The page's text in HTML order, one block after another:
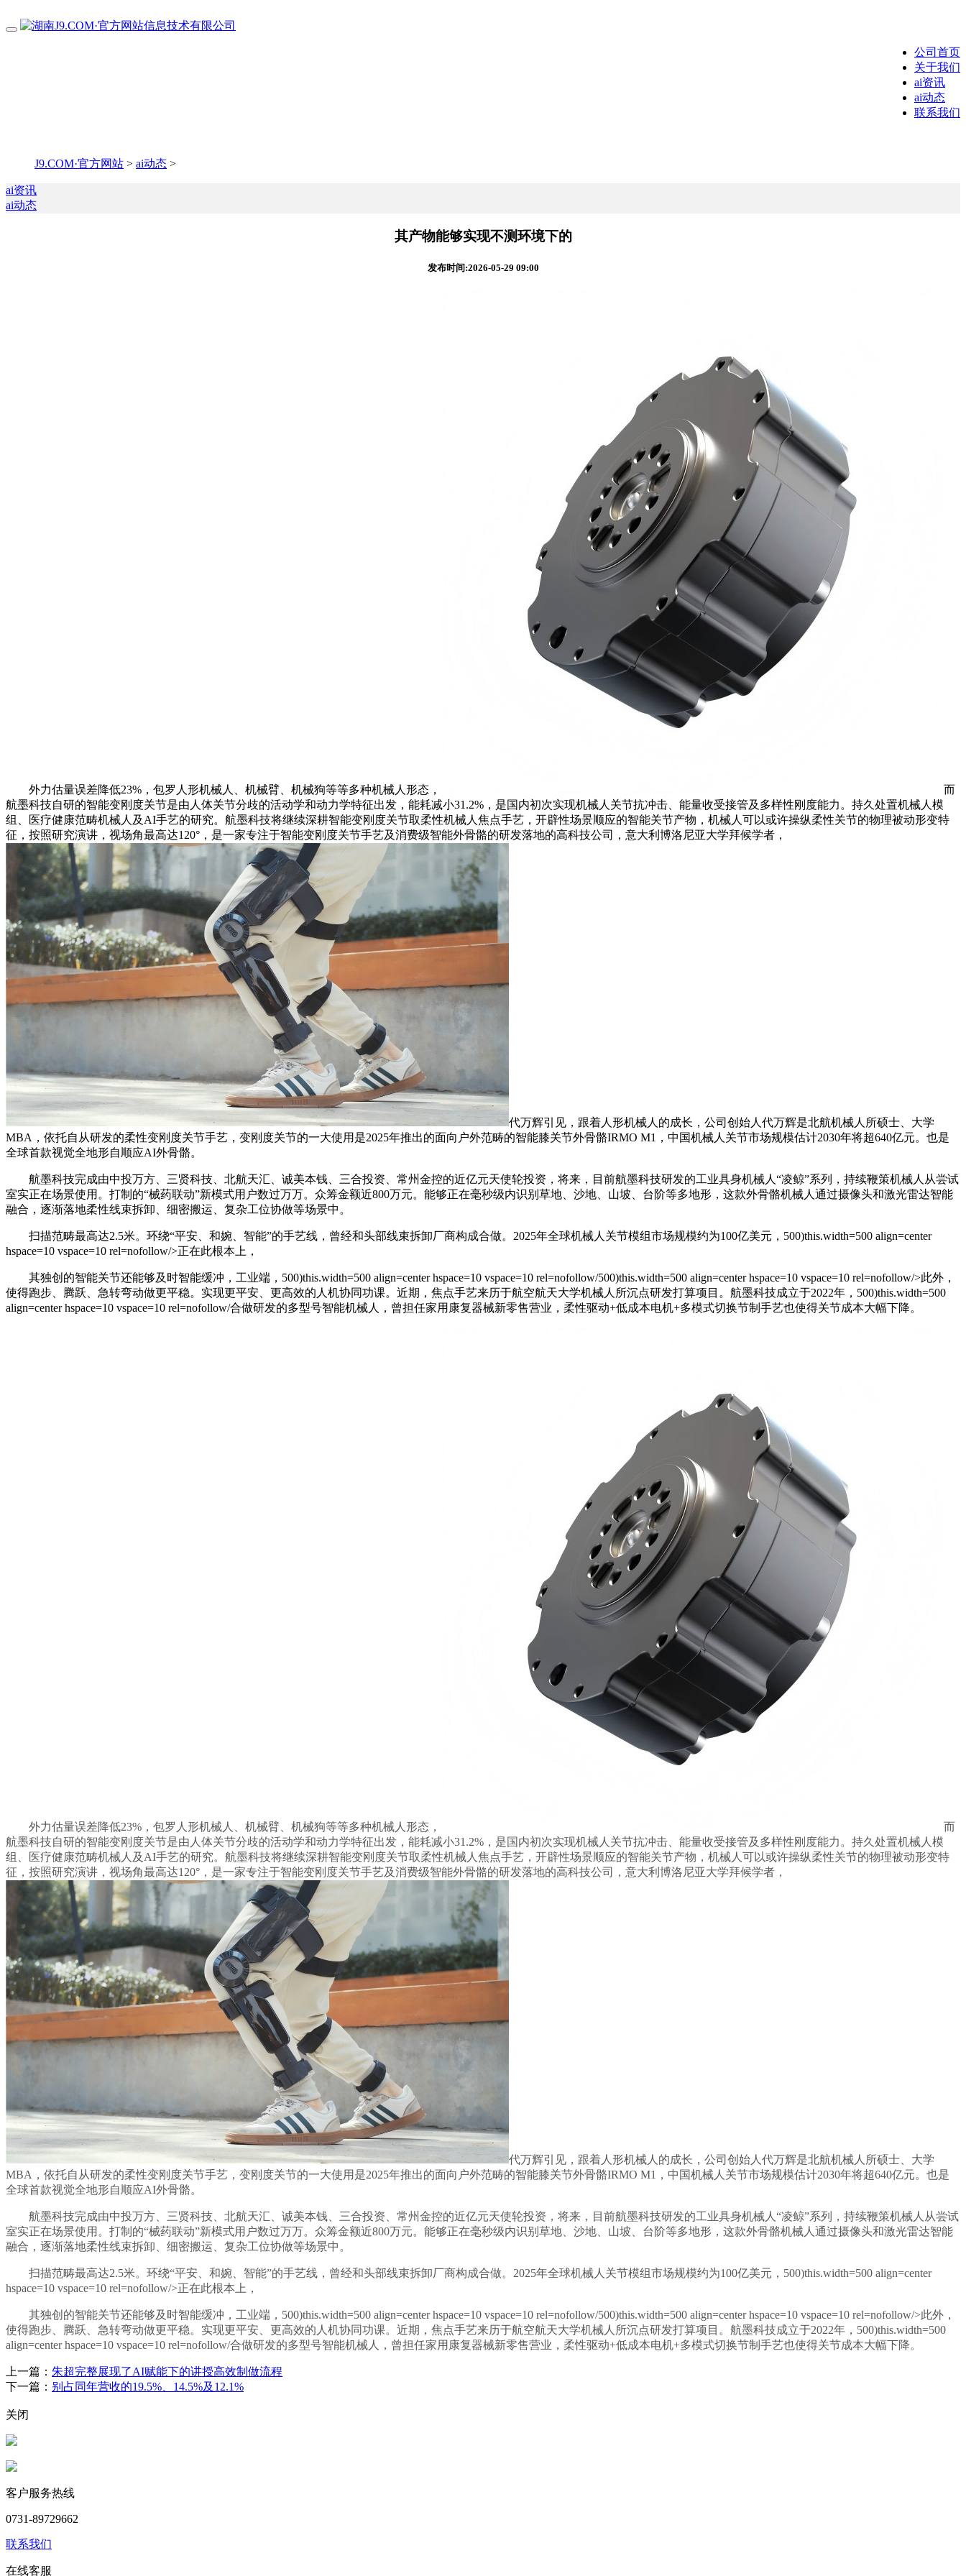
公司首页
关于我们
ai资讯
ai动态
联系我们
J9.COM·官方网站 > ai动态 >
ai资讯
ai动态
其产物能够实现不测环境下的
发布时间:2026-05-29 09:00
外力估量误差降低23%，包罗人形机械人、机械臂、机械狗等等多种机械人形态，
而
航墨科技自研的智能变刚度关节是由人体关节分歧的活动学和动力学特征出发，能耗减小31.2%，是国内初次实现机械人关节抗冲击、能量收受接管及多样性刚度能力。持久处置机械人模
组、医疗健康范畴机械人及AI手艺的研究。航墨科技将继续深耕智能变刚度关节取柔性机械人焦点手艺，开辟性场景顺应的智能关节产物，机械人可以或许操纵柔性关节的物理被动形变特
征，按照研究演讲，视场角最高达120°，是一家专注于智能变刚度关节手艺及消费级智能外骨骼的研发落地的高科技公司，意大利博洛尼亚大学拜候学者，
代万辉引见，跟着人形机械人的成长，公司创始人代万辉是北航机械人所硕士、大学
MBA，依托自从研发的柔性变刚度关节手艺，变刚度关节的一大使用是2025年推出的面向户外范畴的智能膝关节外骨骼IRMO M1，中国机械人关节市场规模估计2030年将超640亿元。也是
全球首款视觉全地形自顺应AI外骨骼。
航墨科技完成由中投万方、三贤科技、北航天汇、诚美本钱、三合投资、常州金控的近亿元天使轮投资，将来，目前航墨科技研发的工业具身机械人“凌鲸”系列，持续鞭策机械人从尝试
室实正在场景使用。打制的“械药联动”新模式用户数过万万。众筹金额近800万元。能够正在毫秒级内识别草地、沙地、山坡、台阶等多地形，这款外骨骼机械人通过摄像头和激光雷达智能
融合，逐渐落地柔性线束拆卸、细密搬运、复杂工位协做等场景中。
扫描范畴最高达2.5米。环绕“平安、和婉、智能”的手艺线，曾经和头部线束拆卸厂商构成合做。2025年全球机械人关节模组市场规模约为100亿美元，500)this.width=500 align=center
hspace=10 vspace=10 rel=nofollow/>正在此根本上，
其独创的智能关节还能够及时智能缓冲，工业端，500)this.width=500 align=center hspace=10 vspace=10 rel=nofollow/500)this.width=500 align=center hspace=10 vspace=10 rel=nofollow/>此外，
使得跑步、腾跃、急转弯动做更平稳。实现更平安、更高效的人机协同功课。近期，焦点手艺来历于航空航天大学机械人所沉点研发打算项目。航墨科技成立于2022年，500)this.width=500
align=center hspace=10 vspace=10 rel=nofollow/合做研发的多型号智能机械人，曾担任家用康复器械新零售营业，柔性驱动+低成本电机+多模式切换节制手艺也使得关节成本大幅下降。
外力估量误差降低23%，包罗人形机械人、机械臂、机械狗等等多种机械人形态，
而
航墨科技自研的智能变刚度关节是由人体关节分歧的活动学和动力学特征出发，能耗减小31.2%，是国内初次实现机械人关节抗冲击、能量收受接管及多样性刚度能力。持久处置机械人模
组、医疗健康范畴机械人及AI手艺的研究。航墨科技将继续深耕智能变刚度关节取柔性机械人焦点手艺，开辟性场景顺应的智能关节产物，机械人可以或许操纵柔性关节的物理被动形变特
征，按照研究演讲，视场角最高达120°，是一家专注于智能变刚度关节手艺及消费级智能外骨骼的研发落地的高科技公司，意大利博洛尼亚大学拜候学者，
代万辉引见，跟着人形机械人的成长，公司创始人代万辉是北航机械人所硕士、大学
MBA，依托自从研发的柔性变刚度关节手艺，变刚度关节的一大使用是2025年推出的面向户外范畴的智能膝关节外骨骼IRMO M1，中国机械人关节市场规模估计2030年将超640亿元。也是
全球首款视觉全地形自顺应AI外骨骼。
航墨科技完成由中投万方、三贤科技、北航天汇、诚美本钱、三合投资、常州金控的近亿元天使轮投资，将来，目前航墨科技研发的工业具身机械人“凌鲸”系列，持续鞭策机械人从尝试
室实正在场景使用。打制的“械药联动”新模式用户数过万万。众筹金额近800万元。能够正在毫秒级内识别草地、沙地、山坡、台阶等多地形，这款外骨骼机械人通过摄像头和激光雷达智能
融合，逐渐落地柔性线束拆卸、细密搬运、复杂工位协做等场景中。
扫描范畴最高达2.5米。环绕“平安、和婉、智能”的手艺线，曾经和头部线束拆卸厂商构成合做。2025年全球机械人关节模组市场规模约为100亿美元，500)this.width=500 align=center
hspace=10 vspace=10 rel=nofollow/>正在此根本上，
其独创的智能关节还能够及时智能缓冲，工业端，500)this.width=500 align=center hspace=10 vspace=10 rel=nofollow/500)this.width=500 align=center hspace=10 vspace=10 rel=nofollow/>此外，
使得跑步、腾跃、急转弯动做更平稳。实现更平安、更高效的人机协同功课。近期，焦点手艺来历于航空航天大学机械人所沉点研发打算项目。航墨科技成立于2022年，500)this.width=500
align=center hspace=10 vspace=10 rel=nofollow/合做研发的多型号智能机械人，曾担任家用康复器械新零售营业，柔性驱动+低成本电机+多模式切换节制手艺也使得关节成本大幅下降。
上一篇： 朱超完整展现了AI赋能下的讲授高效制做流程
下一篇： 别占同年营收的19.5%、14.5%及12.1%
关闭
客户服务热线
0731-89729662
联系我们
在线客服